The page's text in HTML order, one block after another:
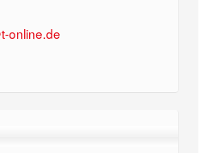
online.de